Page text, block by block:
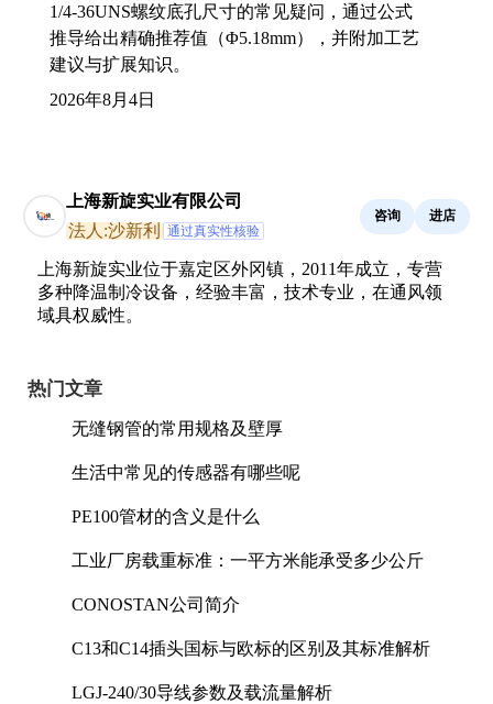
1/4-36UNS螺纹底孔尺寸的常见疑问，通过公式
推导给出精确推荐值（Φ5.18mm），并附加工艺
建议与扩展知识。
2026年8月4日
上海新旋实业有限公司
法人:沙新利
通过真实性核验
咨询 进店
上海新旋实业位于嘉定区外冈镇，2011年成立，专营
多种降温制冷设备，经验丰富，技术专业，在通风领
域具权威性。
热门文章
无缝钢管的常用规格及壁厚
生活中常见的传感器有哪些呢
PE100管材的含义是什么
工业厂房载重标准：一平方米能承受多少公斤
CONOSTAN公司简介
C13和C14插头国标与欧标的区别及其标准解析
LGJ-240/30导线参数及载流量解析